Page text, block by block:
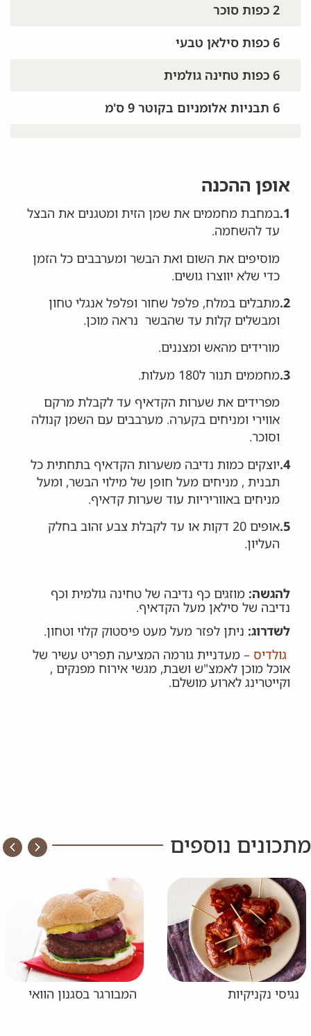
2 כפות סוכר
6 כפות סילאן טבעי
6 כפות טחינה גולמית
6 תבניות אלומניום בקוטר 9 ס'מ
אופן ההכנה
1. במחבת מחממים את שמן הזית ומטגנים את הבצל
עד להשחמה.
מוסיפים את השום ואת הבשר ומערבבים כל הזמן
כדי שלא יווצרו גושים.
2. מתבלים במלח, פלפל שחור ופלפל אנגלי טחון
ומבשלים קלות עד שהבשר נראה מוכן.
מורידים מהאש ומצננים.
3. מחממים תנור ל180 מעלות.
מפרידים את שערות הקדאיף עד לקבלת מרקם
אווירי ומניחים בקערה. מערבבים עם השמן קנולה
וסוכר.
4. יוצקים כמות נדיבה משערות הקדאיף בתחתית כל
תבנית , מניחים מעל חופן של מילוי הבשר, ומעל
מניחים באווריריות עוד שערות קדאיף.
5.
אופים 20 דקות או עד לקבלת צבע זהוב בחלק
העליון.
להגשה: מוזגים כף נדיבה של טחינה גולמית וכף
נדיבה של סילאן מעל הקדאיף.
לשדרוג: ניתן לפזר מעל מעט פיסטוק קלוי וטחון.
גולדיס – מעדניית גורמה המציעה תפריט עשיר של
אוכל מוכן לאמצ"ש ושבת, מגשי אירוח מפנקים ,
וקייטרינג לארוע מושלם.
מתכונים נוספים
נגיסי נקניקיות המבורגר בסגנון הוואי